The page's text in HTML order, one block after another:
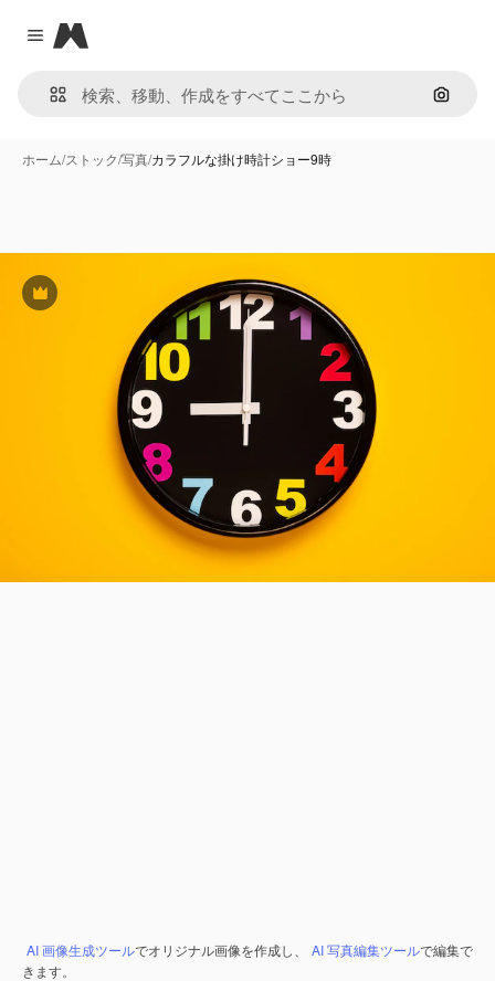
Close menu
Magnific
画像で
ホーム/ストック/写真/カラフルな掛け時計ショー9時
Premium
AI 画像生成ツールでオリジナル画像を作成し、 AI 写真編集ツールで編集で
きます。